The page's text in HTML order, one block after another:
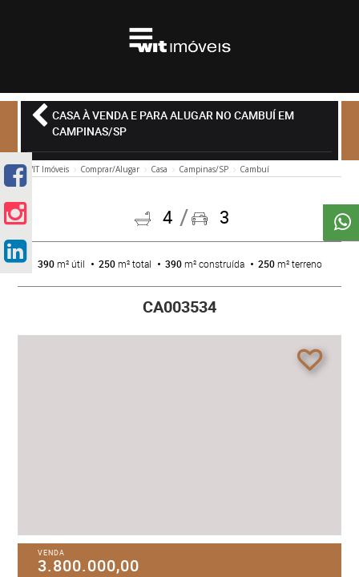
CASA À VENDA E PARA ALUGAR NO CAMBUÍ EM
CAMPINAS/SP
WIT Imóveis Comprar/Alugar Casa Campinas/SP Cambuí
4 3
390m² útil 250m² total 390m² construída 250m² terreno
CA003534
VENDA
3.800.000,00